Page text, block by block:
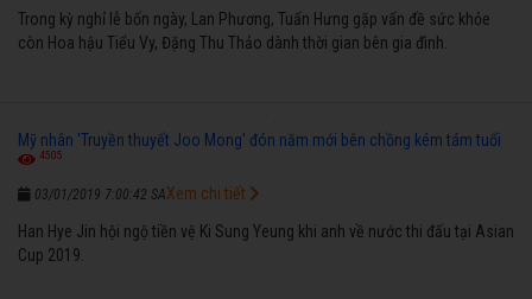
Trong kỳ nghỉ lễ bốn ngày, Lan Phương, Tuấn Hưng gặp vấn đề sức khỏe
còn Hoa hậu Tiểu Vy, Đặng Thu Thảo dành thời gian bên gia đình.
Mỹ nhân 'Truyền thuyết Joo Mong' đón năm mới bên chồng kém tám tuổi
4505
03/01/2019 7:00:42 SA
Han Hye Jin hội ngộ tiền vệ Ki Sung Yeung khi anh về nước thi đấu tại Asian
Cup 2019.
Xem chi tiết